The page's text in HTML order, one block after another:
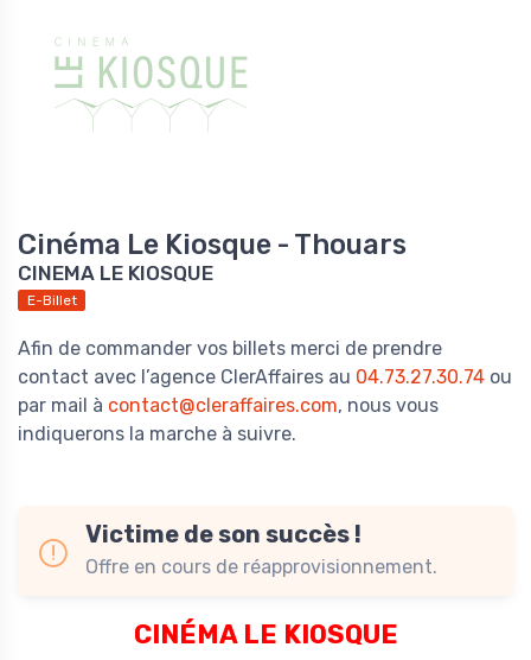
Cinéma Le Kiosque - Thouars
CINEMA LE KIOSQUE
E-Billet
Afin de commander vos billets merci de prendre
contact avec l’agence ClerAffaires au 04.73.27.30.74 ou
par mail à contact@cleraffaires.com, nous vous
indiquerons la marche à suivre.
Victime de son succès !
Offre en cours de réapprovisionnement.
CINÉMA LE KIOSQUE